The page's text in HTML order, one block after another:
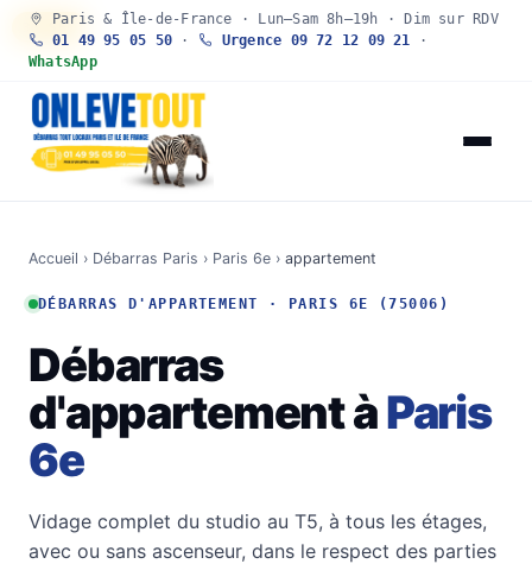
Paris & Île-de-France · Lun–Sam 8h–19h · Dim sur RDV
01 49 95 05 50 · Urgence 09 72 12 09 21 ·
WhatsApp
Accueil › Débarras Paris › Paris 6e › appartement
DÉBARRAS D'APPARTEMENT · PARIS 6E (75006)
Débarras
d'appartement àParis
6e
Vidage complet du studio au T5, à tous les étages,
avec ou sans ascenseur, dans le respect des parties
30 SEC